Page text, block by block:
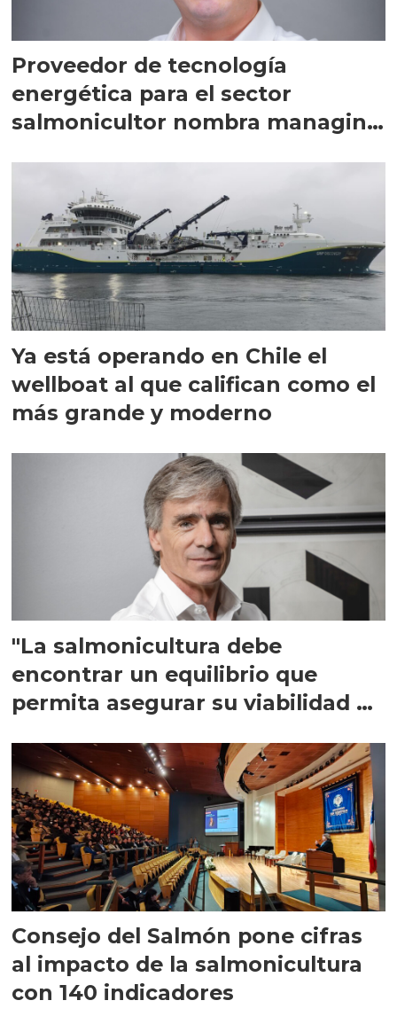
Proveedor de tecnología
energética para el sector
salmonicultor nombra managing
Ya está operando en Chile el
wellboat al que califican como el
más grande y moderno
"La salmonicultura debe
encontrar un equilibrio que
permita asegurar su viabilidad de
Consejo del Salmón pone cifras
al impacto de la salmonicultura
con 140 indicadores